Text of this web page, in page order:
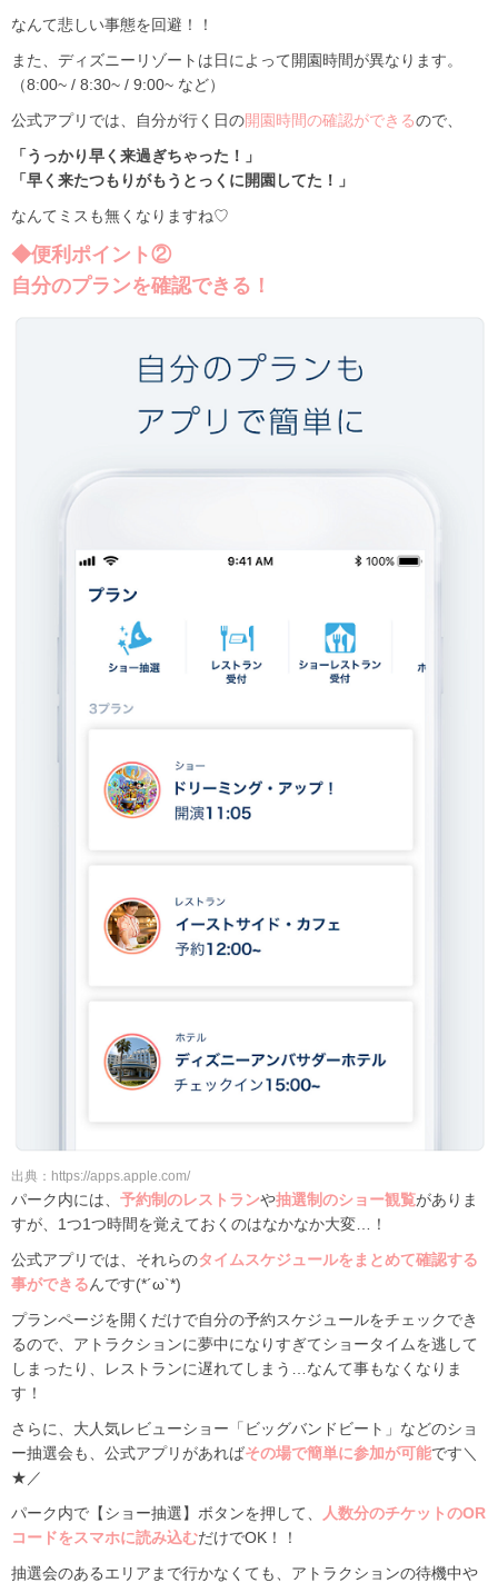
なんて悲しい事態を回避！！
また、ディズニーリゾートは日によって開園時間が異なります。
（8:00~ / 8:30~ / 9:00~ など）
公式アプリでは、自分が行く日の開園時間の確認ができるので、
「うっかり早く来過ぎちゃった！」
「早く来たつもりがもうとっくに開園してた！」
なんてミスも無くなりますね♡
◆便利ポイント②
自分のプランを確認できる！
出典：https://apps.apple.com/
パーク内には、 予約制のレストランや抽選制のショー観覧がありま
すが、1つ1つ時間を覚えておくのはなかなか大変…！
公式アプリでは、それらのタイムスケジュールをまとめて確認する
事ができるんです(*´ω`*)
プランページを開くだけで自分の予約スケジュールをチェックでき
るので、アトラクションに夢中になりすぎてショータイムを逃して
しまったり、レストランに遅れてしまう…なんて事もなくなりま
す！
さらに、大人気レビューショー「ビッグバンドビート」などのショ
ー抽選会も、公式アプリがあればその場で簡単に参加が可能です＼
★／
パーク内で【ショー抽選】ボタンを押して、
人数分のチケットのOR
コードをスマホに読み込むだけでOK！！
抽選会のあるエリアまで行かなくても、アトラクションの待機中や